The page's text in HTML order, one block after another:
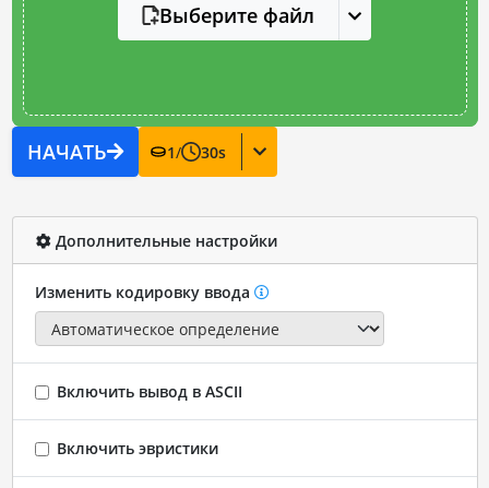
Выберите файл
НАЧАТЬ 1/ 30s
Дополнительные настройки
Изменить кодировку ввода
Включить вывод в ASCII
Включить эвристики